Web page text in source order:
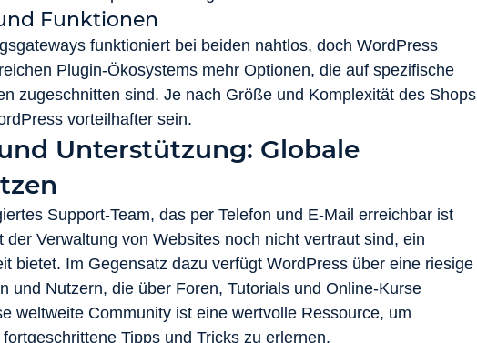
Funktionen
funktioniert bei beiden nahtlos, doch WordPress
Plugin-Ökosystems mehr Optionen, die auf spezifische
zugeschnitten sind. Je nach Größe und Komplexität des Shops
vorteilhafter sein.
Unterstützung: Globale
Support-Team, das per Telefon und E-Mail erreichbar ist
der Verwaltung von Websites noch nicht vertraut sind, ein
bietet. Im Gegensatz dazu verfügt WordPress über eine riesige
und Nutzern, die über Foren, Tutorials und Online-Kurse
weltweite Community ist eine wertvolle Ressource, um
Tipps und Tricks zu erlernen.